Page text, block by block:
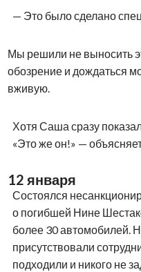
— Это было сделано
Мы решили не выносить
обозрение и дождаться
вживую.
Хотя Саша сразу
«Это же он!» —
12 января
Состоялся
о погибшей Нине
более 30 автомобилей.
присутствовали
подходили и никого не